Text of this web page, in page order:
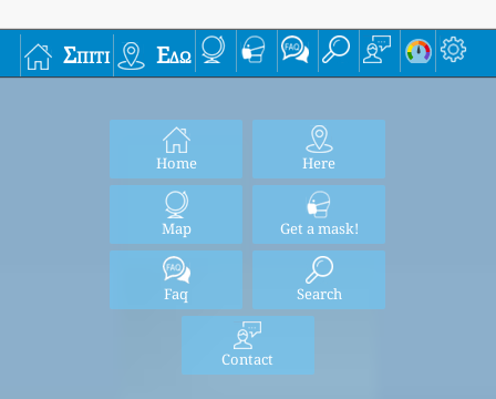
Σπίτι Εδώ
Home Here
Map Get a mask!
Faq Search
Contact